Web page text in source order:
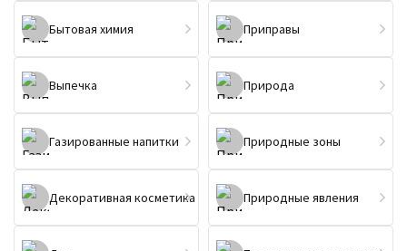
Бытовая химия
Выпечка
Газированные напитки
Декоративная косметика
Приправы
Природа
Природные зоны
Природные явления